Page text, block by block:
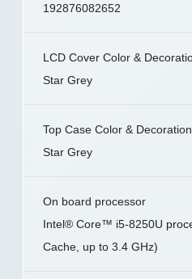
192876082652
LCD Cover Color &
Star Grey
Top Case Color & Decoration
Star Grey
On board processor
Intel® Core™ i5-8250U
Cache, up to 3.4 GHz)